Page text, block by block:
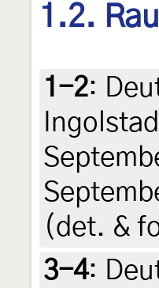
1.2.
1-2:
(det. &
3-4: